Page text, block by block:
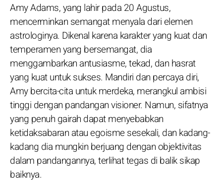
Amy Adams, yang lahir pada 20 Agustus,
mencerminkan semangat menyala dari elemen
astrologinya. Dikenal karena karakter yang kuat dan
temperamen yang bersemangat, dia
menggambarkan antusiasme, tekad, dan hasrat
yang kuat untuk sukses. Mandiri dan percaya diri,
Amy bercita-cita untuk merdeka, merangkul ambisi
tinggi dengan pandangan visioner. Namun, sifatnya
yang penuh gairah dapat menyebabkan
ketidaksabaran atau egoisme sesekali, dan kadang-
kadang dia mungkin berjuang dengan objektivitas
dalam pandangannya, terlihat tegas di balik sikap
baiknya.